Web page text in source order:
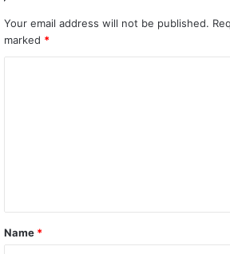
Your email address will not be published.
marked *
t
*
Name *